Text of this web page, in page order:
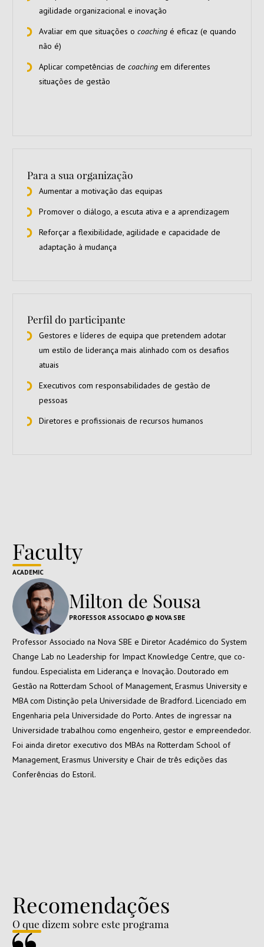
agilidade organizacional e inovação
Avaliar em que situações o coaching é eficaz (e quando
não é)
Aplicar competências de coaching em diferentes
situações de gestão
Para a sua organização
Aumentar a motivação das equipas
Promover o diálogo, a escuta ativa e a aprendizagem
Reforçar a flexibilidade, agilidade e capacidade de
adaptação à mudança
Perfil do participante
Gestores e líderes de equipa que pretendem adotar
um estilo de liderança mais alinhado com os desafios
atuais
Executivos com responsabilidades de gestão de
pessoas
Diretores e profissionais de recursos humanos
Faculty
ACADEMIC
Milton de Sousa
PROFESSOR ASSOCIADO @ NOVA SBE
Professor Associado na Nova SBE e Diretor Académico do System
Change Lab no Leadership for Impact Knowledge Centre, que co-
fundou. Especialista em Liderança e Inovação. Doutorado em
Gestão na Rotterdam School of Management, Erasmus University e
MBA com Distinção pela Universidade de Bradford. Licenciado em
Engenharia pela Universidade do Porto. Antes de ingressar na
Universidade trabalhou como engenheiro, gestor e empreendedor.
Foi ainda diretor executivo dos MBAs na Rotterdam School of
Management, Erasmus University e Chair de três edições das
Conferências do Estoril.
Recomendações
O que dizem sobre este programa